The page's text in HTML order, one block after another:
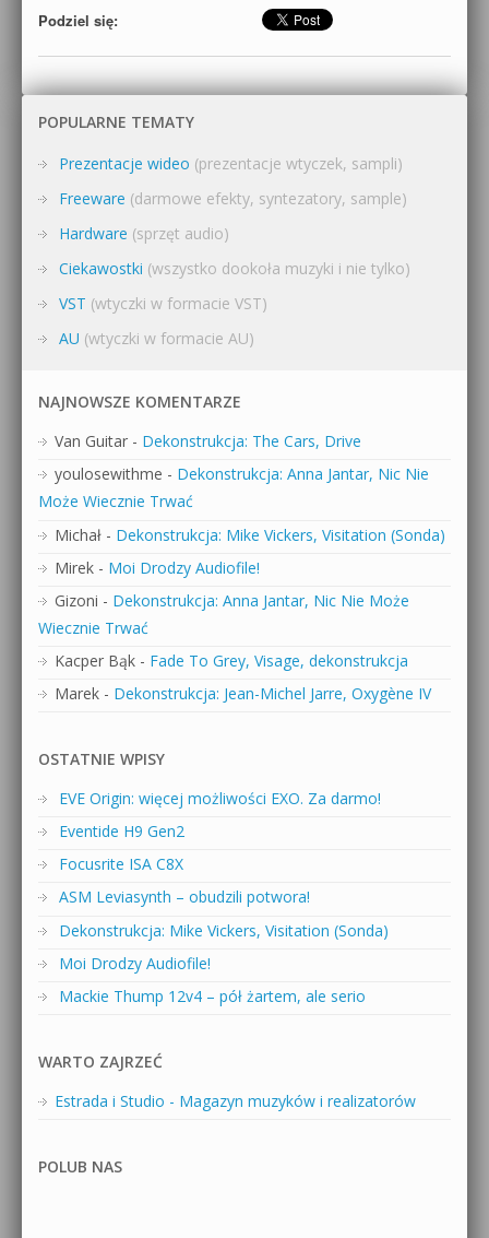
Podziel się:
POPULARNE TEMATY
Prezentacje wideo (prezentacje wtyczek, sampli)
Freeware (darmowe efekty, syntezatory, sample)
Hardware (sprzęt audio)
Ciekawostki (wszystko dookoła muzyki i nie tylko)
VST (wtyczki w formacie VST)
AU (wtyczki w formacie AU)
NAJNOWSZE KOMENTARZE
Van Guitar - Dekonstrukcja: The Cars, Drive
youlosewithme - Dekonstrukcja: Anna Jantar, Nic Nie
Może Wiecznie Trwać
Michał - Dekonstrukcja: Mike Vickers, Visitation (Sonda)
Mirek - Moi Drodzy Audiofile!
Gizoni - Dekonstrukcja: Anna Jantar, Nic Nie Może
Wiecznie Trwać
Kacper Bąk - Fade To Grey, Visage, dekonstrukcja
Marek - Dekonstrukcja: Jean-Michel Jarre, Oxygène IV
OSTATNIE WPISY
EVE Origin: więcej możliwości EXO. Za darmo!
Eventide H9 Gen2
Focusrite ISA C8X
ASM Leviasynth – obudzili potwora!
Dekonstrukcja: Mike Vickers, Visitation (Sonda)
Moi Drodzy Audiofile!
Mackie Thump 12v4 – pół żartem, ale serio
WARTO ZAJRZEĆ
Estrada i Studio - Magazyn muzyków i realizatorów
POLUB NAS